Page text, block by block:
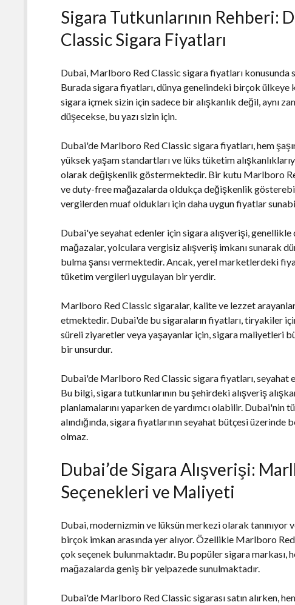
Sigara Tutkunlarının Rehberi:
Classic Sigara Fiyatları
Dubai, Marlboro Red Classic sigara fiyatları
Burada sigara fiyatları, dünya genelindeki birçok ülkeye
sigara içmek sizin için sadece bir alışkanlık değil, aynı
düşecekse, bu yazı sizin için.
Dubai'de Marlboro Red Classic sigara fiyatları, hem
yüksek yaşam standartları ve lüks tüketim
olarak değişkenlik göstermektedir. Bir kutu Marlboro
ve duty-free mağazalarda oldukça değişkenlik
vergilerden muaf oldukları için daha uygun fiyatlar
Dubai'ye seyahat edenler için sigara alışverişi,
mağazalar, yolculara vergisiz alışveriş imkanı sunarak
bulma şansı vermektedir. Ancak, yerel marketlerdeki
tüketim vergileri uygulayan bir yerdir.
Marlboro Red Classic sigaralar, kalite ve lezzet
etmektedir. Dubai'de bu sigaraların fiyatları, tiryakiler
süreli ziyaretler veya yaşayanlar için, sigara maliyetleri
bir unsurdur.
Dubai'de Marlboro Red Classic sigara fiyatları,
Bu bilgi, sigara tutkunlarının bu şehirdeki alışveriş
planlamalarını yaparken de yardımcı olabilir.
alındığında, sigara fiyatlarının seyahat bütçesi üzerinde
olmaz.
Dubai’de Sigara Alışverişi:
Seçenekleri ve Maliyeti
Dubai, modernizmin ve lüksün merkezi olarak tanınıyor
birçok imkan arasında yer alıyor. Özellikle Marlboro
çok seçenek bulunmaktadır. Bu popüler sigara
mağazalarda geniş bir yelpazede sunulmaktadır.
Dubai'de Marlboro Red Classic sigarası satın alırken,